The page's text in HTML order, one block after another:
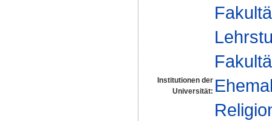
Institutionen der
Universität: